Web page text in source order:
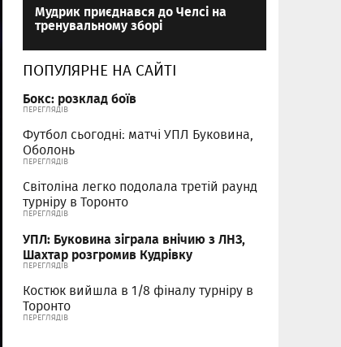
Мудрик приєднався до Челсі на
тренувальному зборі
ПОПУЛЯРНЕ НА САЙТІ
Бокс: розклад боїв
ПЕРЕГЛЯДІВ
Футбол сьогодні: матчі УПЛ Буковина,
Оболонь
ПЕРЕГЛЯДІВ
Світоліна легко подолала третій раунд
турніру в Торонто
ПЕРЕГЛЯДІВ
УПЛ: Буковина зіграла внічию з ЛНЗ,
Шахтар розгромив Кудрівку
ПЕРЕГЛЯДІВ
Костюк вийшла в 1/8 фіналу турніру в
Торонто
ПЕРЕГЛЯДІВ